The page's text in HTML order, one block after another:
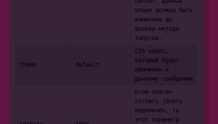
опция должна быть
изменена до
вызова метода
запуска.
theme default
CSS класс,
который будет
применен к
данному сообщению
Если плагин
corners jQuery
подключен, то
этот параметр